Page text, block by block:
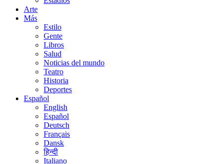
Arte
Más
Estilo
Gente
Libros
Salud
Noticias del mundo
Teatro
Historia
Deportes
Español
English
Español
Deutsch
Français
Dansk
हिन्दी
Italiano